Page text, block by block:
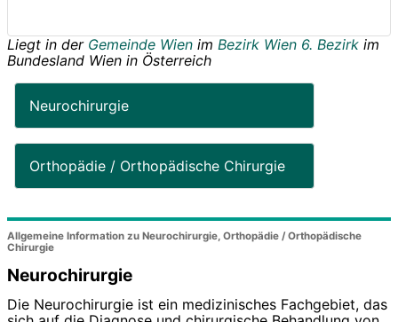
Liegt in der Gemeinde Wien im Bezirk Wien 6. Bezirk im
Bundesland Wien in Österreich
Neurochirurgie
Orthopädie / Orthopädische Chirurgie
Allgemeine Information zu Neurochirurgie, Orthopädie / Orthopädische
Chirurgie
Neurochirurgie
Die Neurochirurgie ist ein medizinisches Fachgebiet, das